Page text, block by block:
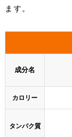
ます。
成分名
カロリー
タンパク質